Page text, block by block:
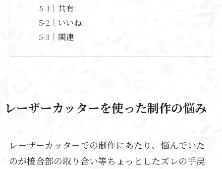
共有:
いいね:
関連
レーザーカッターを使った制作の悩み
レーザーカッターでの制作にあたり、悩んでいた
のが接合部の取り合い等ちょっとしたズレの手戻